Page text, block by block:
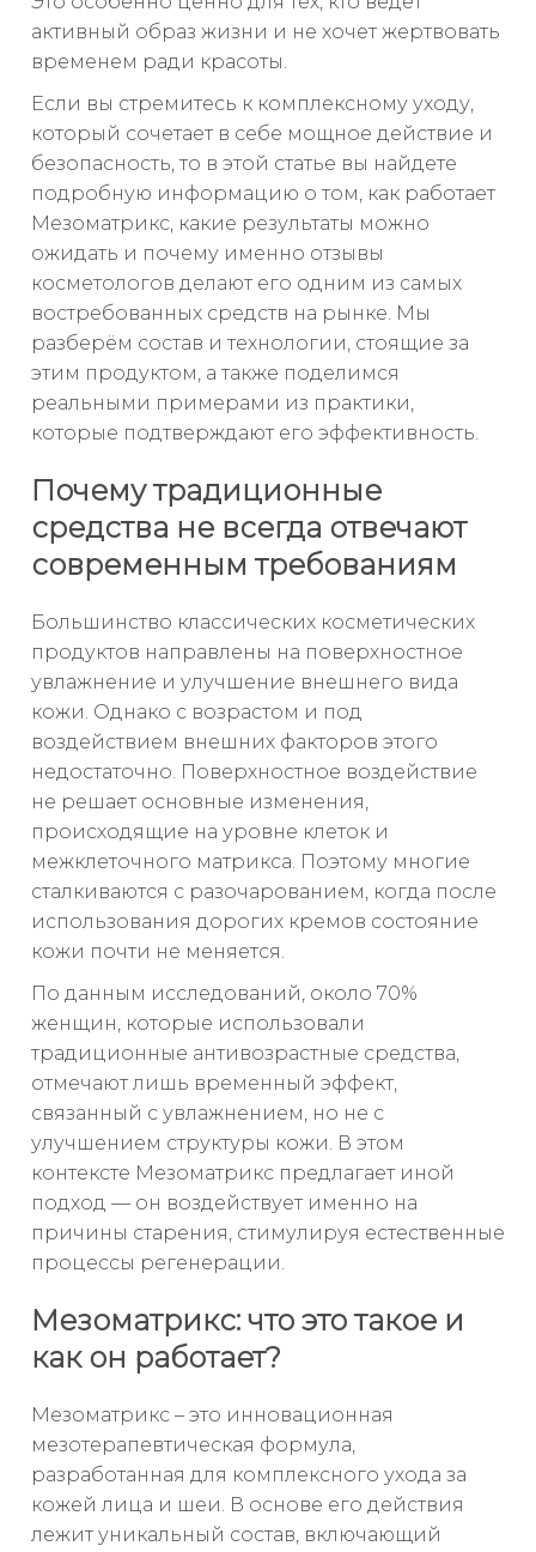
активный образ жизни и не хочет жертвовать
временем ради красоты.
Если вы стремитесь к комплексному уходу,
который сочетает в себе мощное действие и
безопасность, то в этой статье вы найдете
подробную информацию о том, как работает
Мезоматрикс, какие результаты можно
ожидать и почему именно отзывы
косметологов делают его одним из самых
востребованных средств на рынке. Мы
разберём состав и технологии, стоящие за
этим продуктом, а также поделимся
реальными примерами из практики,
которые подтверждают его эффективность.
Почему традиционные
средства не всегда отвечают
современным требованиям
Большинство классических косметических
продуктов направлены на поверхностное
увлажнение и улучшение внешнего вида
кожи. Однако с возрастом и под
воздействием внешних факторов этого
недостаточно. Поверхностное воздействие
не решает основные изменения,
происходящие на уровне клеток и
межклеточного матрикса. Поэтому многие
сталкиваются с разочарованием, когда после
использования дорогих кремов состояние
кожи почти не меняется.
По данным исследований, около 70%
женщин, которые использовали
традиционные антивозрастные средства,
отмечают лишь временный эффект,
связанный с увлажнением, но не с
улучшением структуры кожи. В этом
контексте Мезоматрикс предлагает иной
подход — он воздействует именно на
причины старения, стимулируя естественные
процессы регенерации.
Мезоматрикс: что это такое и
как он работает?
Мезоматрикс – это инновационная
мезотерапевтическая формула,
разработанная для комплексного ухода за
кожей лица и шеи. В основе его действия
лежит уникальный состав, включающий